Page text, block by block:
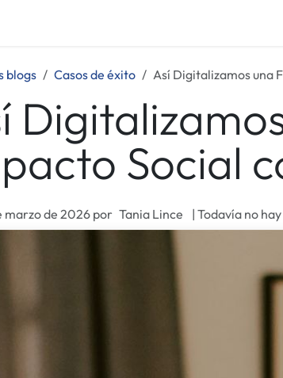
blogs ​Casos de éxito Así Digitalizamos una
Social
marzo de 2026 por Tania Lince | Todavía no